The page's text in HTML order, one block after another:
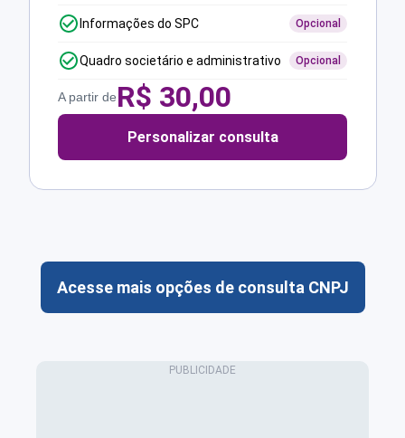
Informações do SPC Opcional
Quadro societário e administrativo Opcional
A partir deR$ 30,00
Personalizar consulta
Acesse mais opções de consulta CNPJ